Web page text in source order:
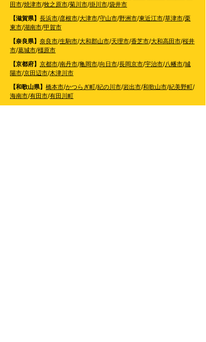
田市/焼津市/牧之原市/菊川市/掛川市/袋井市
【滋賀県】 長浜市/彦根市/大津市/守山市/野洲市/東近江市/草津市/栗
東市/湖南市/甲賀市
【奈良県】 奈良市/生駒市/大和郡山市/天理市/香芝市/大和高田市/桜井
市/葛城市/橿原市
【京都府】 京都市/南丹市/亀岡市/向日市/長岡京市/宇治市/八幡市/城
陽市/京田辺市/木津川市
【和歌山県】 橋本市/かつらぎ町/紀の川市/岩出市/和歌山市/紀美野町/
海南市/有田市/有田川町